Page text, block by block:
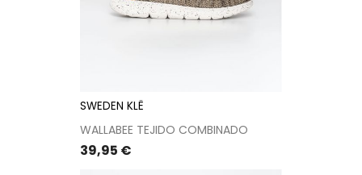
SWEDEN KLË
WALLABEE TEJIDO COMBINADO
Precio
39,95 €